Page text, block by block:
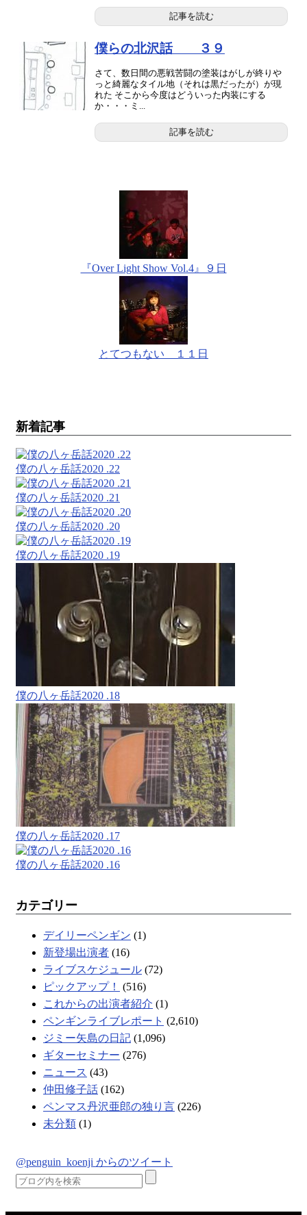
記事を読む
僕らの北沢話 ３９
さて、数日間の悪戦苦闘の塗装はがしが終りや
っと綺麗なタイル地（それは黒だったが）が現
れた そこから今度はどういった内装にする
か・・・ミ...
記事を読む
『Over Light Show Vol.4』９日
とてつもない １１日
新着記事
僕の八ヶ岳話2020 .22
僕の八ヶ岳話2020 .21
僕の八ヶ岳話2020 .20
僕の八ヶ岳話2020 .19
僕の八ヶ岳話2020 .18
僕の八ヶ岳話2020 .17
僕の八ヶ岳話2020 .16
カテゴリー
デイリーペンギン (1)
新登場出演者 (16)
ライブスケジュール (72)
ピックアップ！
(516)
これからの出演者紹介 (1)
ペンギンライブレポート (2,610)
ジミー矢島の日記 (1,096)
ギターセミナー (276)
ニュース (43)
仲田修子話 (162)
ペンマス丹沢亜郎の独り言 (226)
未分類 (1)
@penguin_koenji からのツイート